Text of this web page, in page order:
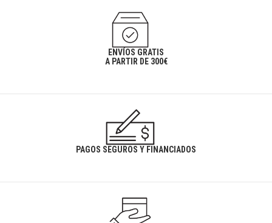
ENVÍOS GRATIS
A PARTIR DE 300€
PAGOS SEGUROS Y FINANCIADOS